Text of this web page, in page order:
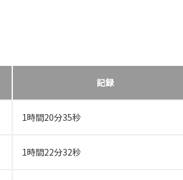
記録
1時間20分35秒
1時間22分32秒